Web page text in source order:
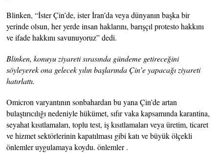
Blinken, “İster Çin’de, ister İran’da veya dünyanın başka bir
yerinde olsun, her yerde insan haklarını, barışçıl protesto hakkını
ve ifade hakkını savunuyoruz” dedi.
Blinken, konuyu ziyareti sırasında gündeme getireceğini
söyleyerek ona gelecek yılın başlarında Çin’e yapacağı ziyareti
hatırlattı.
Omicron varyantının sonbahardan bu yana Çin’de artan
bulaştırıcılığı nedeniyle hükümet, sıfır vaka kapsamında karantina,
seyahat kısıtlamaları, toplu test, iş kısıtlamaları veya üretim, ticaret
ve hizmet sektörlerinin kapatılması gibi katı ve büyük ölçekli
önlemler uygulamaya koydu. önlemler .